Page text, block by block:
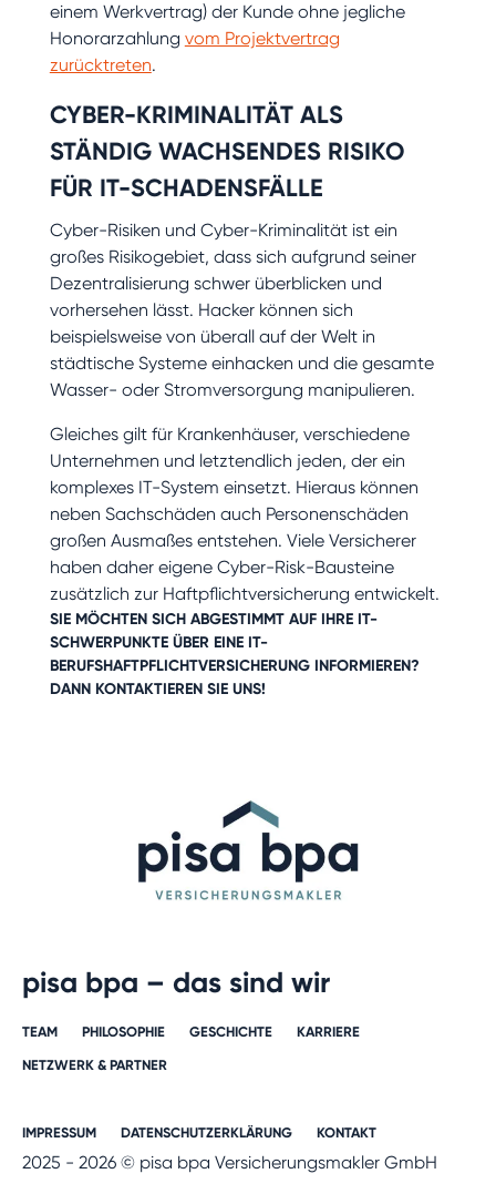
einem Werkvertrag) der Kunde ohne jegliche
Honorarzahlung vom Projektvertrag
zurücktreten.
CYBER-KRIMINALITÄT ALS
STÄNDIG WACHSENDES RISIKO
FÜR IT-SCHADENSFÄLLE
Cyber-Risiken und Cyber-Kriminalität ist ein
großes Risikogebiet, dass sich aufgrund seiner
Dezentralisierung schwer überblicken und
vorhersehen lässt. Hacker können sich
beispielsweise von überall auf der Welt in
städtische Systeme einhacken und die gesamte
Wasser- oder Stromversorgung manipulieren.
Gleiches gilt für Krankenhäuser, verschiedene
Unternehmen und letztendlich jeden, der ein
komplexes IT-System einsetzt. Hieraus können
neben Sachschäden auch Personenschäden
großen Ausmaßes entstehen. Viele Versicherer
haben daher eigene Cyber-Risk-Bausteine
zusätzlich zur Haftpflichtversicherung entwickelt.
SIE MÖCHTEN SICH ABGESTIMMT AUF IHRE IT-
SCHWERPUNKTE ÜBER EINE IT-
BERUFSHAFTPFLICHTVERSICHERUNGINFORMIEREN?
DANN KONTAKTIERENSIE UNS!
pisa bpa – das sind wir
TEAM PHILOSOPHIE GESCHICHTE​
KARRIERE​
NETZWERK & PARTNER​
IMPRESSUM DATENSCHUTZERKLÄRUNG KONTAKT
2025 - 2026 © pisa bpa Versicherungsmakler GmbH